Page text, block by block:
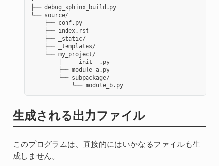
├── debug_sphinx_build.py
└── source/
    ├── conf.py
    ├── index.rst
    ├── _static/
    ├── _templates/
    └── my_project/
        ├── __init__.py
        ├── module_a.py
        └── subpackage/
            └── module_b.py
生成される出力ファイル
このプログラムは、直接的にはいかなるファイルも生
成しません。